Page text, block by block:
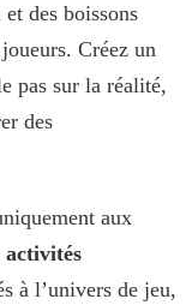
des boissons
Créez un
pas sur la réalité,
des
aux
activités
à l’univers de jeu,